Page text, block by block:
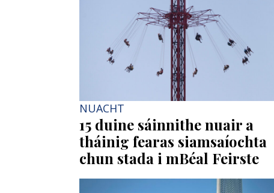
NUACHT
15 duine sáinnithe nuair a
tháinig fearas siamsaíochta
chun stada i mBéal Feirste